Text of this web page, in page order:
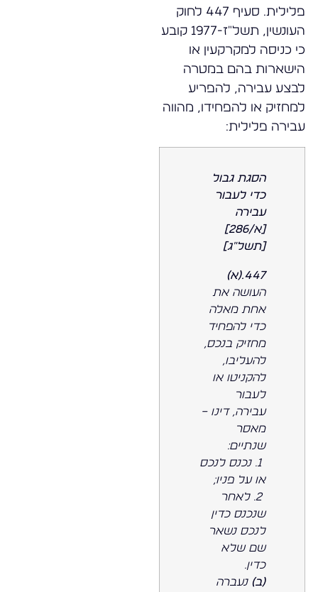
פלילית. סעיף 447 לחוק
העונשין, תשל"ז-1977 קובע
כי כניסה למקרקעין או
הישארות בהם במטרה
לבצע עבירה, להפריע
למחזיק או להפחידו, מהווה
עבירה פלילית:
הסגת גבול
כדי לעבור
עבירה
[א/286]
[תשל"ג]
447.(א)
העושה את
אחת מאלה
כדי להפחיד
מחזיק בנכס,
להעליבו,
להקניטו או
לעבור
עבירה, דינו –
מאסר
שנתיים:
1. נכנס לנכס
או על פניו;
2. לאחר
שנכנס כדין
לנכס נשאר
שם שלא
כדין.
(ב) נעברה